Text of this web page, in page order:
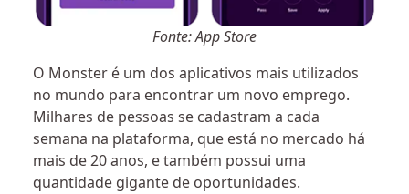
Fonte: App Store
O Monster é um dos aplicativos mais utilizados
no mundo para encontrar um novo emprego.
Milhares de pessoas se cadastram a cada
semana na plataforma, que está no mercado há
mais de 20 anos, e também possui uma
quantidade gigante de oportunidades.